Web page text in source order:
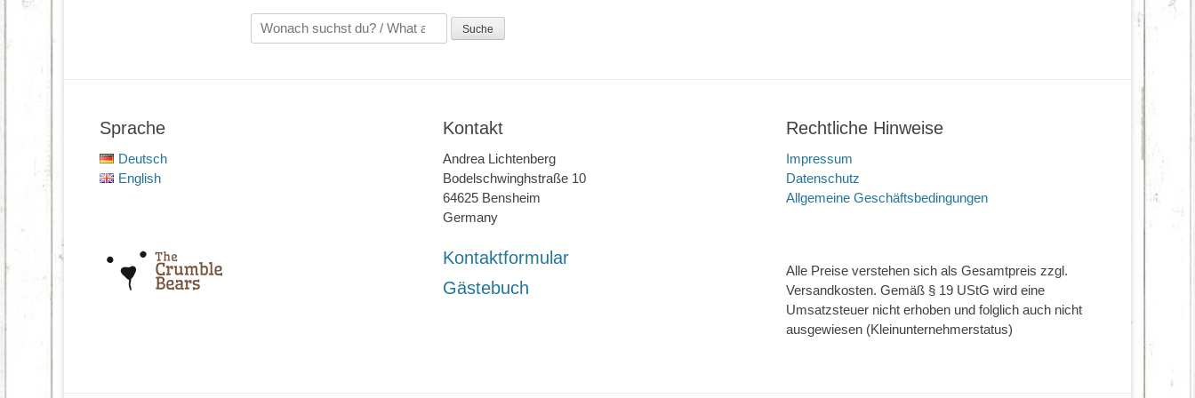
Suche
nach:
Sprache
Deutsch
English
Kontakt
Andrea Lichtenberg
Bodelschwinghstraße 10
64625 Bensheim
Germany
Kontaktformular
Gästebuch
Rechtliche Hinweise
Impressum
Datenschutz
Allgemeine Geschäftsbedingungen
Alle Preise verstehen sich als Gesamtpreis zzgl.
Versandkosten. Gemäß § 19 UStG wird eine
Umsatzsteuer nicht erhoben und folglich auch nicht
ausgewiesen (Kleinunternehmerstatus)